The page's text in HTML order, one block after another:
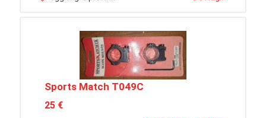
Sports Match T049C
25 €